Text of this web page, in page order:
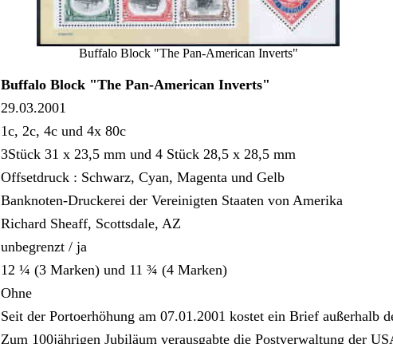
Buffalo Block "The Pan-American Inverts"
Buffalo Block "The Pan-American Inverts"
29.03.2001
1c, 2c, 4c und 4x 80c
3Stück 31 x 23,5 mm und 4 Stück 28,5 x 28,5 mm
Offsetdruck : Schwarz, Cyan, Magenta und Gelb
Banknoten-Druckerei der Vereinigten Staaten von Amerika
Richard Sheaff, Scottsdale, AZ
unbegrenzt / ja
12 ¼ (3 Marken) und 11 ¾ (4 Marken)
Ohne
Seit der Portoerhöhung am 07.01.2001 kostet ein Brief außerhalb
Zum 100jährigen Jubiläum verausgabte die Postverwaltung der